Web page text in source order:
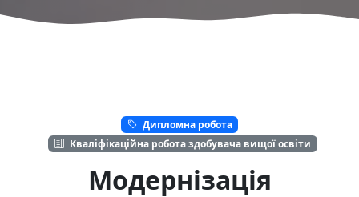
Дипломна робота
Кваліфікаційна робота здобувача вищої освіти
Модернізація